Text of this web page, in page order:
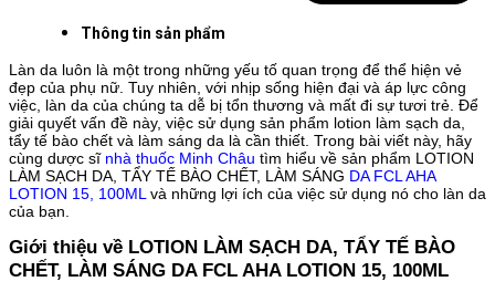
phẩm
tế
bào
chết
và
làm
sáng
da
quả
số
lượng
Thông tin sản phẩm
Làn da luôn là một trong những yếu tố quan trọng để thể hiện vẻ
đẹp của phụ nữ. Tuy nhiên, với nhịp sống hiện đại và áp lực công
việc, làn da của chúng ta dễ bị tổn thương và mất đi sự tươi trẻ. Để
giải quyết vấn đề này, việc sử dụng sản phẩm lotion làm sạch da,
tẩy tế bào chết và làm sáng da là cần thiết. Trong bài viết này, hãy
cùng dược sĩ nhà thuốc Minh Châu tìm hiểu về sản phẩm LOTION
LÀM SẠCH DA, TẨY TẾ BÀO CHẾT, LÀM SÁNG DA FCL AHA
LOTION 15, 100MLvà những lợi ích của việc sử dụng nó cho làn da
của bạn.
Giới thiệu về LOTION LÀM SẠCH DA, TẨY TẾ BÀO
CHẾT, LÀM SÁNG DA FCL AHA LOTION 15, 100ML